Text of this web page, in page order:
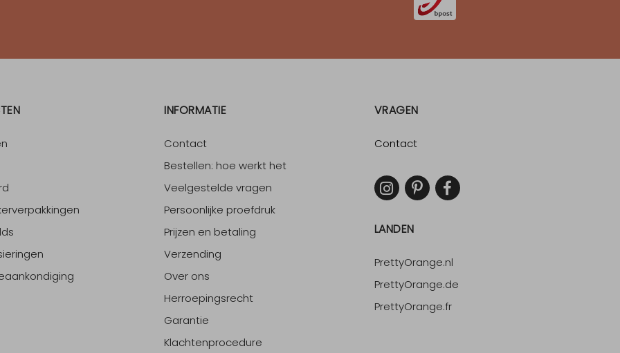
INFORMATIE
Contact
Bestellen: hoe werkt het
Veelgestelde vragen
Persoonlijke proefdruk
Prijzen en betaling
Verzending
Over ons
Herroepingsrecht
Garantie
Klachtenprocedure
VRAGEN
Contact
LANDEN
PrettyOrange.nl
PrettyOrange.de
PrettyOrange.fr